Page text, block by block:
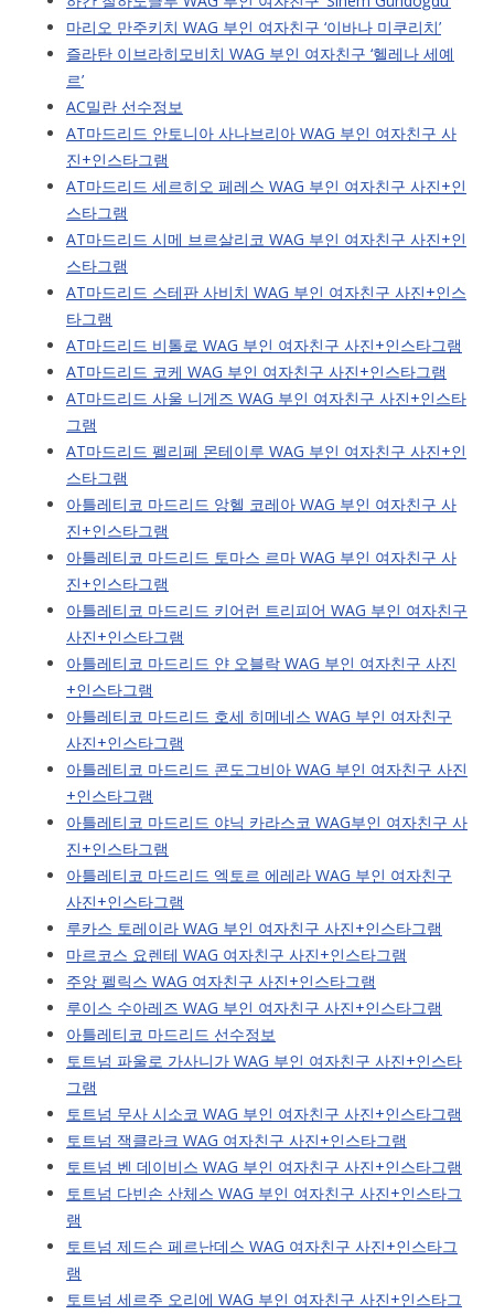
마리오 만주키치 WAG 부인 여자친구 ‘이바나 미쿠리치’
즐라탄 이브라히모비치 WAG 부인 여자친구 ‘헬레나 세예
르’
AC밀란 선수정보
AT마드리드 안토니아 사나브리아 WAG 부인 여자친구 사
진+인스타그램
AT마드리드 세르히오 페레스 WAG 부인 여자친구 사진+인
스타그램
AT마드리드 시메 브르살리코 WAG 부인 여자친구 사진+인
스타그램
AT마드리드 스테판 사비치 WAG 부인 여자친구 사진+인스
타그램
AT마드리드 비톨로 WAG 부인 여자친구 사진+인스타그램
AT마드리드 코케 WAG 부인 여자친구 사진+인스타그램
AT마드리드 사울 니게즈 WAG 부인 여자친구 사진+인스타
그램
AT마드리드 펠리페 몬테이루 WAG 부인 여자친구 사진+인
스타그램
아틀레티코 마드리드 앙헬 코레아 WAG 부인 여자친구 사
진+인스타그램
아틀레티코 마드리드 토마스 르마 WAG 부인 여자친구 사
진+인스타그램
아틀레티코 마드리드 키어런 트리피어 WAG 부인 여자친구
사진+인스타그램
아틀레티코 마드리드 얀 오블락 WAG 부인 여자친구 사진
+인스타그램
아틀레티코 마드리드 호세 히메네스 WAG 부인 여자친구
사진+인스타그램
아틀레티코 마드리드 콘도그비아 WAG 부인 여자친구 사진
+인스타그램
아틀레티코 마드리드 야닉 카라스코 WAG부인 여자친구 사
진+인스타그램
아틀레티코 마드리드 엑토르 에레라 WAG 부인 여자친구
사진+인스타그램
루카스 토레이라 WAG 부인 여자친구 사진+인스타그램
마르코스 요렌테 WAG 여자친구 사진+인스타그램
주앙 펠릭스 WAG 여자친구 사진+인스타그램
루이스 수아레즈 WAG 부인 여자친구 사진+인스타그램
아틀레티코 마드리드 선수정보
토트넘 파울로 가사니가 WAG 부인 여자친구 사진+인스타
그램
토트넘 무사 시소코 WAG 부인 여자친구 사진+인스타그램
토트넘 잭클라크 WAG 여자친구 사진+인스타그램
토트넘 벤 데이비스 WAG 부인 여자친구 사진+인스타그램
토트넘 다빈손 산체스 WAG 부인 여자친구 사진+인스타그
램
토트넘 제드슨 페르난데스 WAG 여자친구 사진+인스타그
램
토트넘 세르주 오리에 WAG 부인 여자친구 사진+인스타그